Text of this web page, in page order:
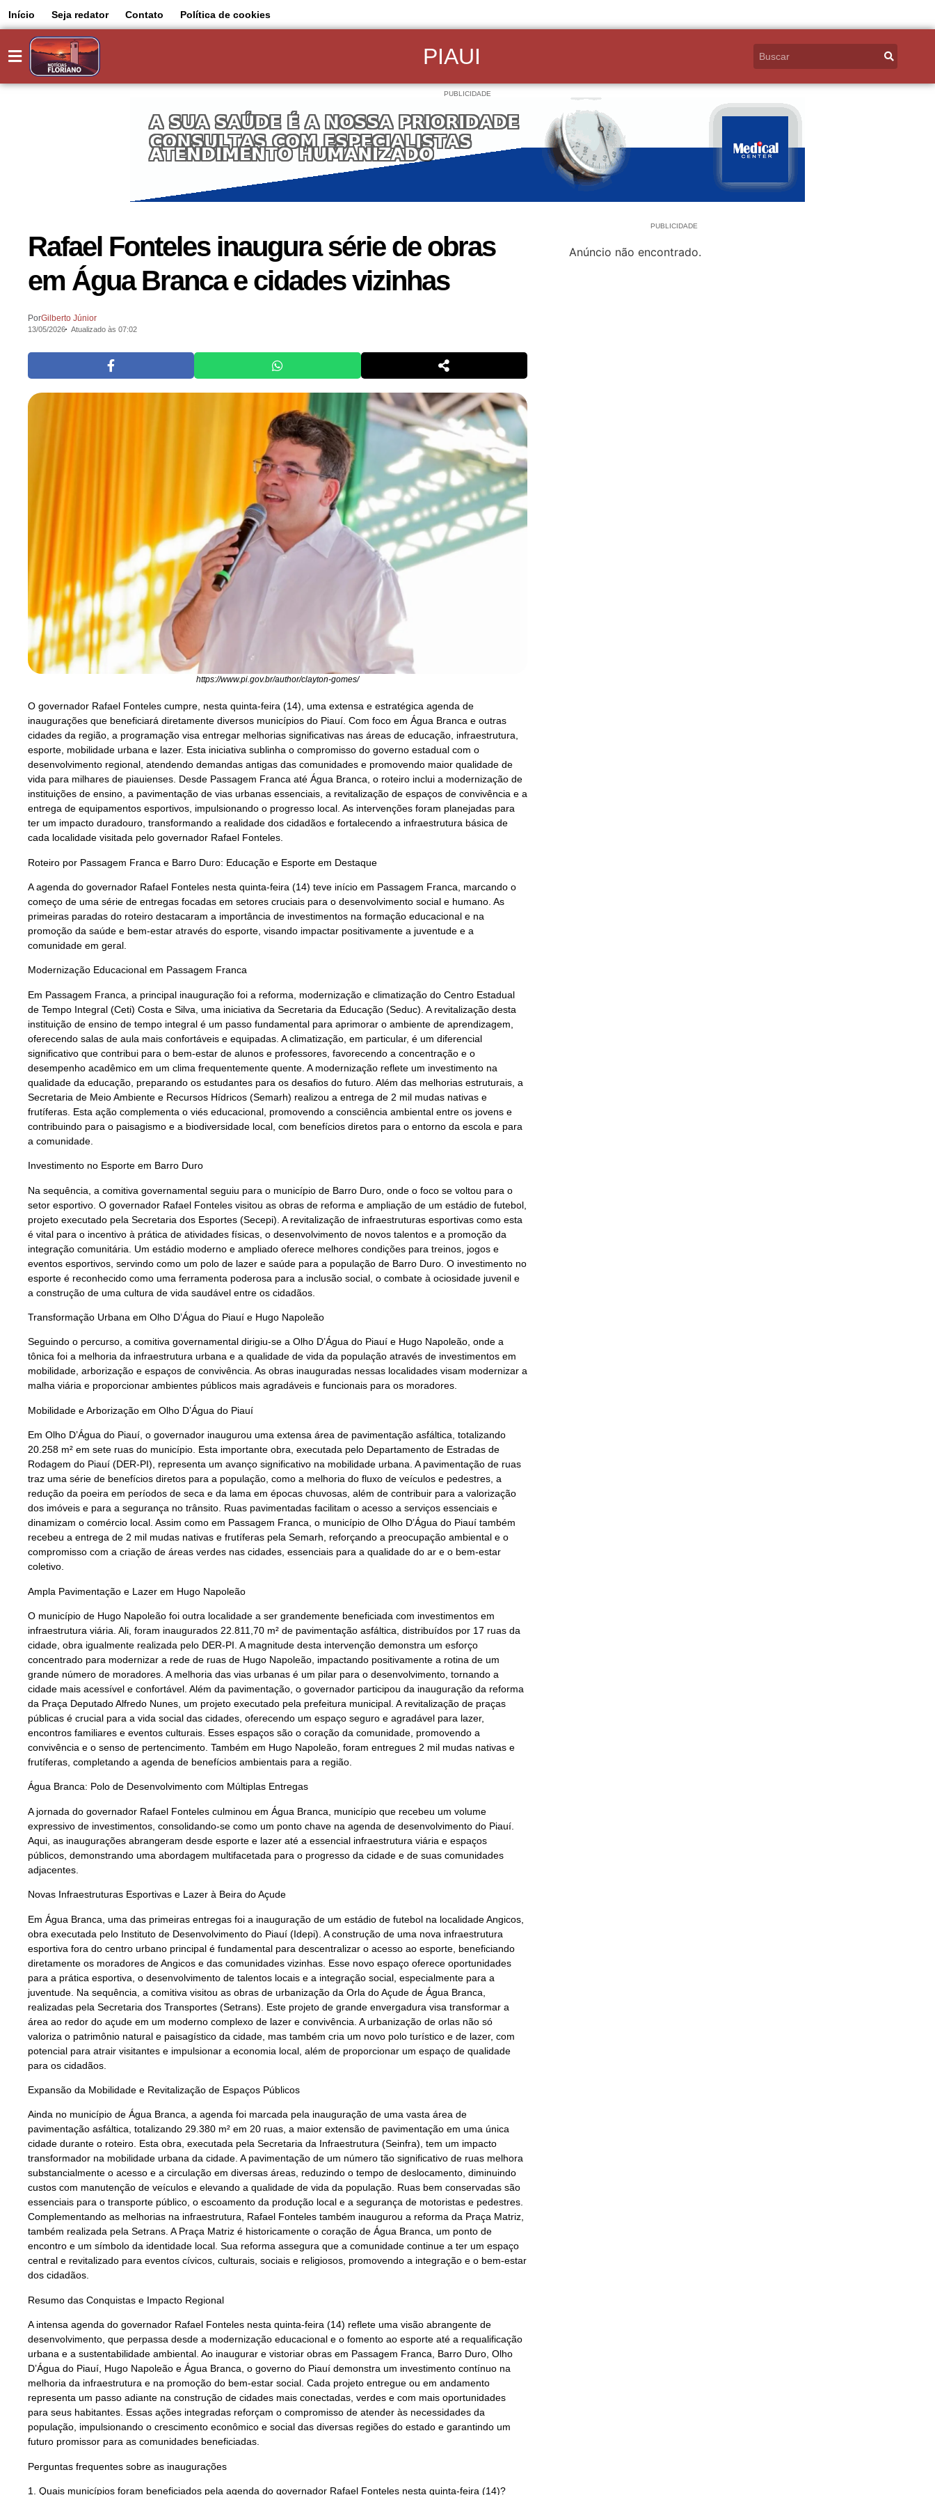
Início Seja redator Contato Política de cookies
PIAUI
PUBLICIDADE
Rafael Fonteles inaugura série de obras
em Água Branca e cidades vizinhas
PorGilberto Júnior
13/05/2026 Atualizado às 07:02
https://www.pi.gov.br/author/clayton-gomes/
O governador Rafael Fonteles cumpre, nesta quinta-feira (14), uma extensa e estratégica agenda de
inaugurações que beneficiará diretamente diversos municípios do Piauí. Com foco em Água Branca e outras
cidades da região, a programação visa entregar melhorias significativas nas áreas de educação, infraestrutura,
esporte, mobilidade urbana e lazer. Esta iniciativa sublinha o compromisso do governo estadual com o
desenvolvimento regional, atendendo demandas antigas das comunidades e promovendo maior qualidade de
vida para milhares de piauienses. Desde Passagem Franca até Água Branca, o roteiro inclui a modernização de
instituições de ensino, a pavimentação de vias urbanas essenciais, a revitalização de espaços de convivência e a
entrega de equipamentos esportivos, impulsionando o progresso local. As intervenções foram planejadas para
ter um impacto duradouro, transformando a realidade dos cidadãos e fortalecendo a infraestrutura básica de
cada localidade visitada pelo governador Rafael Fonteles.
Roteiro por Passagem Franca e Barro Duro: Educação e Esporte em Destaque
A agenda do governador Rafael Fonteles nesta quinta-feira (14) teve início em Passagem Franca, marcando o
começo de uma série de entregas focadas em setores cruciais para o desenvolvimento social e humano. As
primeiras paradas do roteiro destacaram a importância de investimentos na formação educacional e na
promoção da saúde e bem-estar através do esporte, visando impactar positivamente a juventude e a
comunidade em geral.
Modernização Educacional em Passagem Franca
Em Passagem Franca, a principal inauguração foi a reforma, modernização e climatização do Centro Estadual
de Tempo Integral (Ceti) Costa e Silva, uma iniciativa da Secretaria da Educação (Seduc). A revitalização desta
instituição de ensino de tempo integral é um passo fundamental para aprimorar o ambiente de aprendizagem,
oferecendo salas de aula mais confortáveis e equipadas. A climatização, em particular, é um diferencial
significativo que contribui para o bem-estar de alunos e professores, favorecendo a concentração e o
desempenho acadêmico em um clima frequentemente quente. A modernização reflete um investimento na
qualidade da educação, preparando os estudantes para os desafios do futuro. Além das melhorias estruturais, a
Secretaria de Meio Ambiente e Recursos Hídricos (Semarh) realizou a entrega de 2 mil mudas nativas e
frutíferas. Esta ação complementa o viés educacional, promovendo a consciência ambiental entre os jovens e
contribuindo para o paisagismo e a biodiversidade local, com benefícios diretos para o entorno da escola e para
a comunidade.
Investimento no Esporte em Barro Duro
Na sequência, a comitiva governamental seguiu para o município de Barro Duro, onde o foco se voltou para o
setor esportivo. O governador Rafael Fonteles visitou as obras de reforma e ampliação de um estádio de futebol,
projeto executado pela Secretaria dos Esportes (Secepi). A revitalização de infraestruturas esportivas como esta
é vital para o incentivo à prática de atividades físicas, o desenvolvimento de novos talentos e a promoção da
integração comunitária. Um estádio moderno e ampliado oferece melhores condições para treinos, jogos e
eventos esportivos, servindo como um polo de lazer e saúde para a população de Barro Duro. O investimento no
esporte é reconhecido como uma ferramenta poderosa para a inclusão social, o combate à ociosidade juvenil e
a construção de uma cultura de vida saudável entre os cidadãos.
Transformação Urbana em Olho D’Água do Piauí e Hugo Napoleão
Seguindo o percurso, a comitiva governamental dirigiu-se a Olho D’Água do Piauí e Hugo Napoleão, onde a
tônica foi a melhoria da infraestrutura urbana e a qualidade de vida da população através de investimentos em
mobilidade, arborização e espaços de convivência. As obras inauguradas nessas localidades visam modernizar a
malha viária e proporcionar ambientes públicos mais agradáveis e funcionais para os moradores.
Mobilidade e Arborização em Olho D’Água do Piauí
Em Olho D’Água do Piauí, o governador inaugurou uma extensa área de pavimentação asfáltica, totalizando
20.258 m² em sete ruas do município. Esta importante obra, executada pelo Departamento de Estradas de
Rodagem do Piauí (DER-PI), representa um avanço significativo na mobilidade urbana. A pavimentação de ruas
traz uma série de benefícios diretos para a população, como a melhoria do fluxo de veículos e pedestres, a
redução da poeira em períodos de seca e da lama em épocas chuvosas, além de contribuir para a valorização
dos imóveis e para a segurança no trânsito. Ruas pavimentadas facilitam o acesso a serviços essenciais e
dinamizam o comércio local. Assim como em Passagem Franca, o município de Olho D’Água do Piauí também
recebeu a entrega de 2 mil mudas nativas e frutíferas pela Semarh, reforçando a preocupação ambiental e o
compromisso com a criação de áreas verdes nas cidades, essenciais para a qualidade do ar e o bem-estar
coletivo.
Ampla Pavimentação e Lazer em Hugo Napoleão
O município de Hugo Napoleão foi outra localidade a ser grandemente beneficiada com investimentos em
infraestrutura viária. Ali, foram inaugurados 22.811,70 m² de pavimentação asfáltica, distribuídos por 17 ruas da
cidade, obra igualmente realizada pelo DER-PI. A magnitude desta intervenção demonstra um esforço
concentrado para modernizar a rede de ruas de Hugo Napoleão, impactando positivamente a rotina de um
grande número de moradores. A melhoria das vias urbanas é um pilar para o desenvolvimento, tornando a
cidade mais acessível e confortável. Além da pavimentação, o governador participou da inauguração da reforma
da Praça Deputado Alfredo Nunes, um projeto executado pela prefeitura municipal. A revitalização de praças
públicas é crucial para a vida social das cidades, oferecendo um espaço seguro e agradável para lazer,
encontros familiares e eventos culturais. Esses espaços são o coração da comunidade, promovendo a
convivência e o senso de pertencimento. Também em Hugo Napoleão, foram entregues 2 mil mudas nativas e
frutíferas, completando a agenda de benefícios ambientais para a região.
Água Branca: Polo de Desenvolvimento com Múltiplas Entregas
A jornada do governador Rafael Fonteles culminou em Água Branca, município que recebeu um volume
expressivo de investimentos, consolidando-se como um ponto chave na agenda de desenvolvimento do Piauí.
Aqui, as inaugurações abrangeram desde esporte e lazer até a essencial infraestrutura viária e espaços
públicos, demonstrando uma abordagem multifacetada para o progresso da cidade e de suas comunidades
adjacentes.
Novas Infraestruturas Esportivas e Lazer à Beira do Açude
Em Água Branca, uma das primeiras entregas foi a inauguração de um estádio de futebol na localidade Angicos,
obra executada pelo Instituto de Desenvolvimento do Piauí (Idepi). A construção de uma nova infraestrutura
esportiva fora do centro urbano principal é fundamental para descentralizar o acesso ao esporte, beneficiando
diretamente os moradores de Angicos e das comunidades vizinhas. Esse novo espaço oferece oportunidades
para a prática esportiva, o desenvolvimento de talentos locais e a integração social, especialmente para a
juventude. Na sequência, a comitiva visitou as obras de urbanização da Orla do Açude de Água Branca,
realizadas pela Secretaria dos Transportes (Setrans). Este projeto de grande envergadura visa transformar a
área ao redor do açude em um moderno complexo de lazer e convivência. A urbanização de orlas não só
valoriza o patrimônio natural e paisagístico da cidade, mas também cria um novo polo turístico e de lazer, com
potencial para atrair visitantes e impulsionar a economia local, além de proporcionar um espaço de qualidade
para os cidadãos.
Expansão da Mobilidade e Revitalização de Espaços Públicos
Ainda no município de Água Branca, a agenda foi marcada pela inauguração de uma vasta área de
pavimentação asfáltica, totalizando 29.380 m² em 20 ruas, a maior extensão de pavimentação em uma única
cidade durante o roteiro. Esta obra, executada pela Secretaria da Infraestrutura (Seinfra), tem um impacto
transformador na mobilidade urbana da cidade. A pavimentação de um número tão significativo de ruas melhora
substancialmente o acesso e a circulação em diversas áreas, reduzindo o tempo de deslocamento, diminuindo
custos com manutenção de veículos e elevando a qualidade de vida da população. Ruas bem conservadas são
essenciais para o transporte público, o escoamento da produção local e a segurança de motoristas e pedestres.
Complementando as melhorias na infraestrutura, Rafael Fonteles também inaugurou a reforma da Praça Matriz,
também realizada pela Setrans. A Praça Matriz é historicamente o coração de Água Branca, um ponto de
encontro e um símbolo da identidade local. Sua reforma assegura que a comunidade continue a ter um espaço
central e revitalizado para eventos cívicos, culturais, sociais e religiosos, promovendo a integração e o bem-estar
dos cidadãos.
Resumo das Conquistas e Impacto Regional
A intensa agenda do governador Rafael Fonteles nesta quinta-feira (14) reflete uma visão abrangente de
desenvolvimento, que perpassa desde a modernização educacional e o fomento ao esporte até a requalificação
urbana e a sustentabilidade ambiental. Ao inaugurar e vistoriar obras em Passagem Franca, Barro Duro, Olho
D’Água do Piauí, Hugo Napoleão e Água Branca, o governo do Piauí demonstra um investimento contínuo na
melhoria da infraestrutura e na promoção do bem-estar social. Cada projeto entregue ou em andamento
representa um passo adiante na construção de cidades mais conectadas, verdes e com mais oportunidades
para seus habitantes. Essas ações integradas reforçam o compromisso de atender às necessidades da
população, impulsionando o crescimento econômico e social das diversas regiões do estado e garantindo um
futuro promissor para as comunidades beneficiadas.
Perguntas frequentes sobre as inaugurações
1. Quais municípios foram beneficiados pela agenda do governador Rafael Fonteles nesta quinta-feira (14)?
PUBLICIDADE
Anúncio não encontrado.